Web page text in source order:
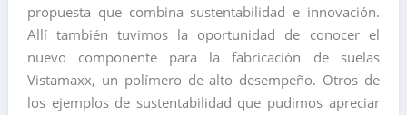
propuesta que combina sustentabilidad e innovación.
Allí también tuvimos la oportunidad de conocer el
nuevo componente para la fabricación de suelas
Vistamaxx, un polímero de alto desempeño. Otros de
los ejemplos de sustentabilidad que pudimos apreciar